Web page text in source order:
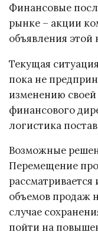
Финансовые
рынке – акции
объявления этой
Текущая
пока не
изменению
финансового
логистика
Возможные
Перемещение
объемов продаж
случае
пойти на